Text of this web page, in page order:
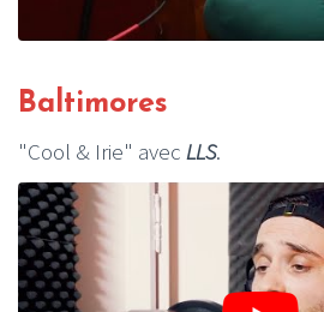
Baltimores
"Cool & Irie" avec LLS.